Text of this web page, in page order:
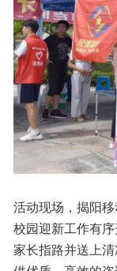
活动现场，揭阳
校园迎新工作有
家长指路并送上